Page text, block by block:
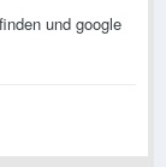
und google